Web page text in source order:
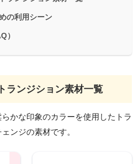
の利用シーン
）
ランジション素材一覧
かな印象のカラーを使用したトラ
ンジの素材です。